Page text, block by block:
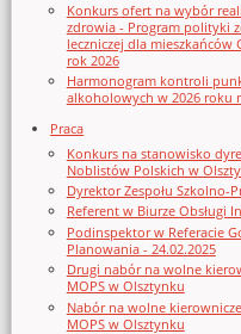
Konkurs ofert na wybór
zdrowia - Program polityki
leczniczej dla mieszkańców
rok 2026
Harmonogram kontroli
alkoholowych w 2026 roku
Praca
Konkurs na stanowisko
Noblistów Polskich w
Dyrektor Zespołu Szkolno-
Referent w Biurze Obsługi
Podinspektor w Referacie
Planowania - 24.02.2025
Drugi nabór na wolne
MOPS w Olsztynku
Nabór na wolne
MOPS w Olsztynku